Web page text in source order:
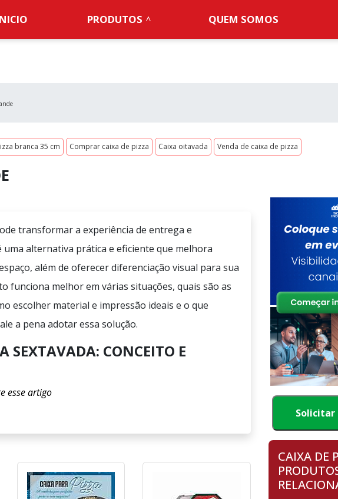
PRODUTOS QUEM SOMOS
branca 35 cm Comprar caixa de pizza Caixa oitavada Venda de caixa de pizza
transformar a experiência de entrega e
uma alternativa prática e eficiente que melhora
além de oferecer diferenciação visual para sua
funciona melhor em várias situações, quais são as
escolher material e impressão ideais e o que
a pena adotar essa solução.
SEXTAVADA: CONCEITO E
Solicitar
CAIXA DE